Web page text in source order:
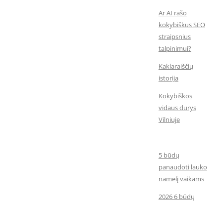
Ar AI rašo
kokybiškus SEO
straipsnius
talpinimui?
Kaklaraiščių
istorija
Kokybiškos
vidaus durys
Vilniuje
5 būdų
panaudoti lauko
namelį vaikams
2026 6 būdų